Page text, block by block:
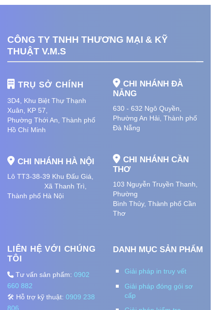
CÔNG TY TNHH THƯƠNG MẠI & KỸ
THUẬT V.M.S
TRỤ SỞ CHÍNH
3D4, Khu Biệt Thự Thạnh
Xuân, KP 57,
Phường Thới An, Thành phố
Hồ Chí Minh
CHI NHÁNH HÀ NỘI
Lô TT3-38-39 Khu Đấu Giá,
Xã Thanh Trì,
Thành phố Hà Nội
CHI NHÁNH ĐÀ
NẴNG
630 - 632 Ngô Quyền,
Phường An Hải, Thành phố
Đà Nẵng
CHI NHÁNH CẦN
THƠ
103 Nguyễn Truyền Thanh,
Phường
Bình Thủy, Thành phố Cần
Thơ
LIÊN HỆ VỚI CHÚNG
TÔI
Tư vấn sản phẩm: 0902
660 882
🛠️ Hỗ trợ kỹ thuật: 0909 238
806
DANH MỤC SẢN PHẨM
Giải pháp in truy vết
Giải pháp đóng gói sơ
cấp